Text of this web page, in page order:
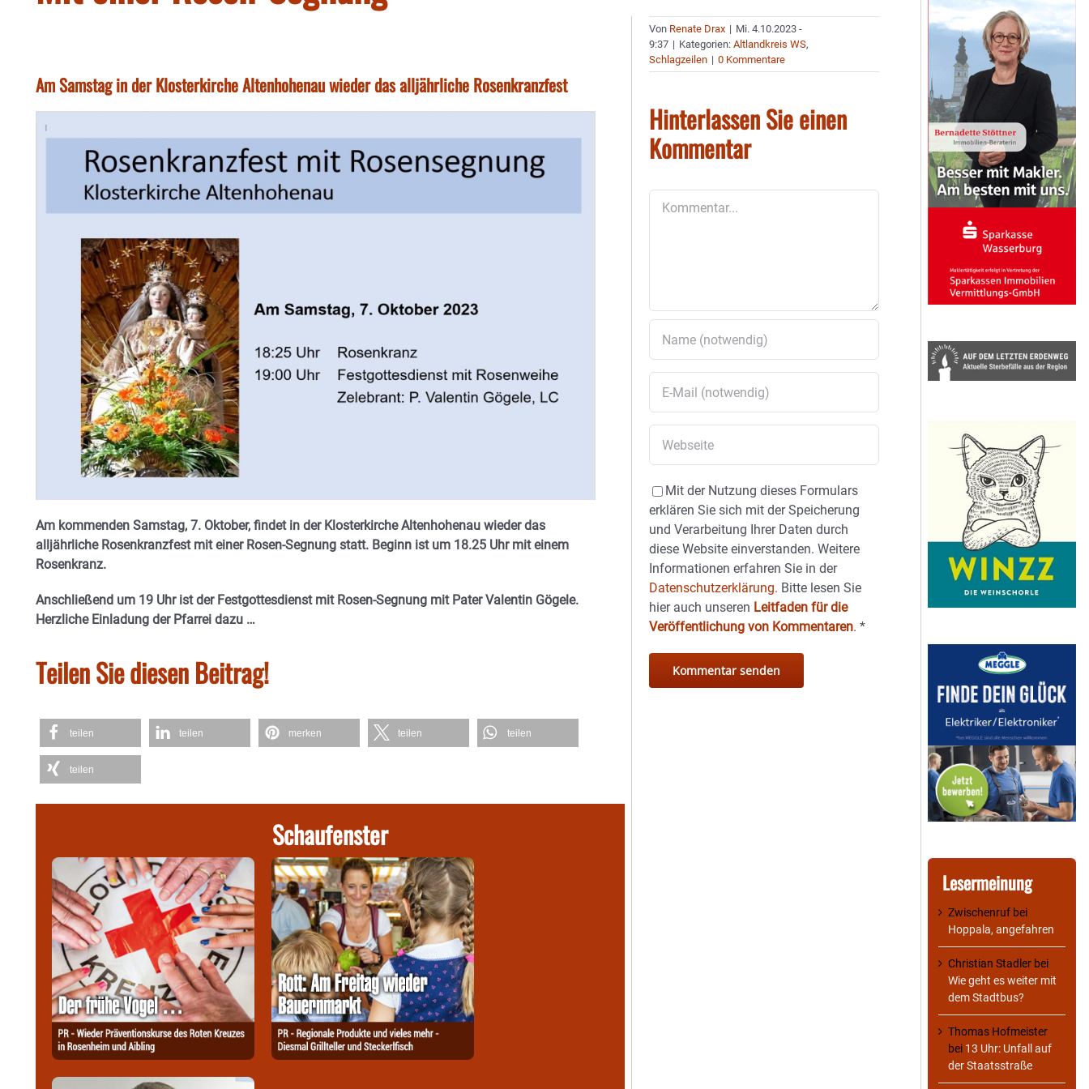
Am Samstag in der Klosterkirche Altenhohenau wieder das alljährliche Rosenkranzfest
Am kommenden Samstag, 7. Oktober, findet in der Klosterkirche Altenhohenau wieder das
alljährliche Rosenkranzfest mit einer Rosen-Segnung statt. Beginn ist um 18.25 Uhr mit einem
Rosenkranz.
Anschließend um 19 Uhr ist der Festgottesdienst mit Rosen-Segnung mit Pater Valentin Gögele.
Herzliche Einladung der Pfarrei dazu …
Teilen Sie diesen Beitrag!
teilen teilen merken teilen teilen
teilen
Schaufenster
Von Renate Drax | Mi. 4.10.2023 -
9:37 | Kategorien:Altlandkreis WS,
Schlagzeilen | 0 Kommentare
Hinterlassen Sie einen
Kommentar
Mit der Nutzung dieses Formulars
erklären Sie sich mit der Speicherung
und Verarbeitung Ihrer Daten durch
diese Website einverstanden. Weitere
Informationen erfahren Sie in der
Datenschutzerklärung. Bitte lesen Sie
hier auch unseren Leitfaden für die
Veröffentlichung von Kommentaren.*
Lesermeinung
Zwischenruf bei
Hoppala, angefahren
Christian Stadler bei
Wie geht es weiter mit
dem Stadtbus?
Thomas Hofmeister
bei 13 Uhr: Unfall auf
der Staatsstraße